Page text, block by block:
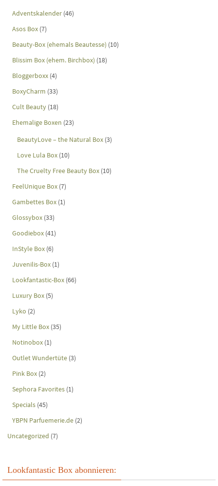
Adventskalender (46)
Asos Box (7)
Beauty-Box (ehemals Beautesse) (10)
Blissim Box (ehem. Birchbox) (18)
Bloggerboxx (4)
BoxyCharm (33)
Cult Beauty (18)
Ehemalige Boxen (23)
BeautyLove – the Natural Box (3)
Love Lula Box (10)
The Cruelty Free Beauty Box (10)
FeelUnique Box (7)
Gambettes Box (1)
Glossybox (33)
Goodiebox (41)
InStyle Box (6)
Juvenilis-Box (1)
Lookfantastic-Box (66)
Luxury Box (5)
Lyko (2)
My Little Box (35)
Notinobox (1)
Outlet Wundertüte (3)
Pink Box (2)
Sephora Favorites (1)
Specials (45)
YBPN Parfuemerie.de (2)
Uncategorized (7)
Lookfantastic Box abonnieren: